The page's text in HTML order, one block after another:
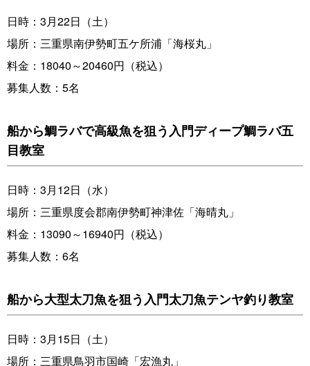
日時：3月22日（土）
場所：三重県南伊勢町五ケ所浦「海桜丸」
料金：18040～20460円（税込）
募集人数：5名
船から鯛ラバで高級魚を狙う入門ディープ鯛ラバ五
目教室
日時：3月12日（水）
場所：三重県度会郡南伊勢町神津佐「海晴丸」
料金：13090～16940円（税込）
募集人数：6名
船から大型太刀魚を狙う入門太刀魚テンヤ釣り教室
日時：3月15日（土）
場所：三重県鳥羽市国崎「宏漁丸」